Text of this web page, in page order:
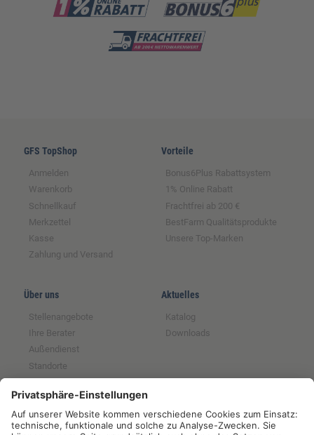
GFS TopShop
Anmelden
Warenkorb
Schnellkauf
Merkzettel
Kasse
Zahlung und Versand
Vorteile
Bonus6Plus Rabattsystem
1% Online Rabatt
Frachtfrei ab 200 €
BestFarm Qualitätsprodukte
Unsere Top-Marken
Über uns
Stellenangebote
Ihre Berater
Außendienst
Standorte
Aktuelles
Katalog
Downloads
Partnerschaften Rechtliches